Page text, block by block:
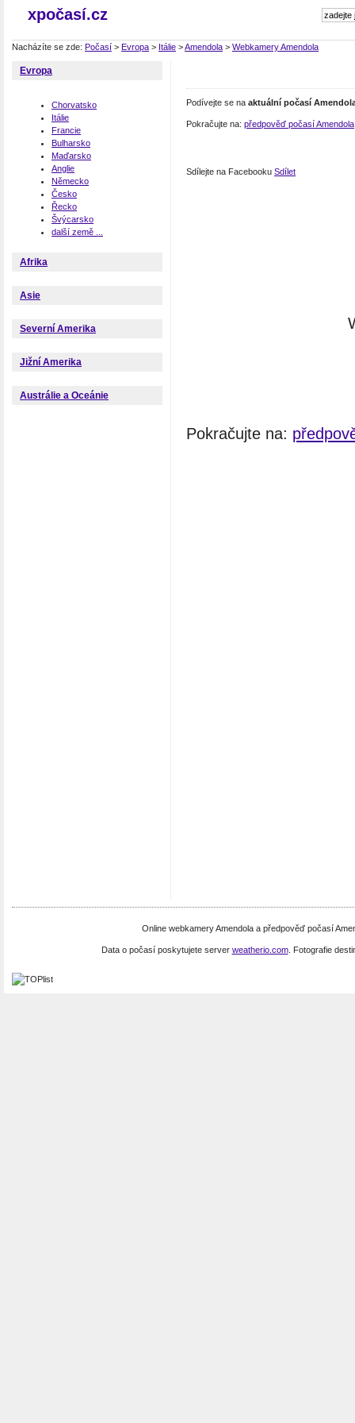
xpočasí.cz
Nacházíte se zde: Počasí > Evropa > Itálie >Amendola > Webkamery Amendola
Evropa
Chorvatsko
Itálie
Francie
Bulharsko
Maďarsko
Anglie
Německo
Česko
Řecko
Švýcarsko
další země ...
Afrika
Asie
Severní Amerika
Jižní Amerika
Austrálie a Oceánie
Podívejte se na aktuální počasí
Pokračujte na: předpověď počasí Amendola
Sdílejte na Facebooku Sdílet
Pokračujte na:
Online webkamery Amendola a předpověď počasí
Data o počasí poskytujete server weatherio.com. Fotografie